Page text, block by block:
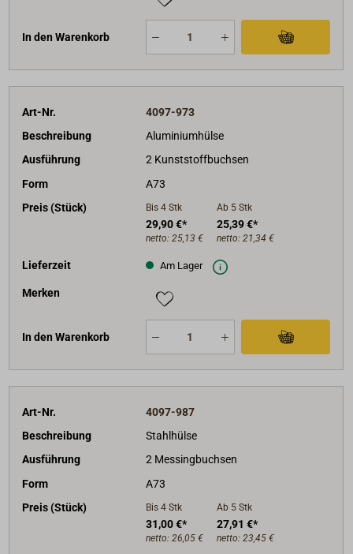
In den Warenkorb
Art-Nr.
4097-973
Beschreibung
Aluminiumhülse
Ausführung
2 Kunststoffbuchsen
Form
A73
Preis (Stück)
Bis 4 Stk
29,90 €*
netto: 25,13 €
Ab 5 Stk
25,39 €*
netto: 21,34 €
Lieferzeit Am Lager
Merken
In den Warenkorb
Art-Nr.
4097-987
Beschreibung
Stahlhülse
Ausführung
2 Messingbuchsen
Form
A73
Preis (Stück)
Bis 4 Stk
31,00 €*
netto: 26,05 €
Ab 5 Stk
27,91 €*
netto: 23,45 €